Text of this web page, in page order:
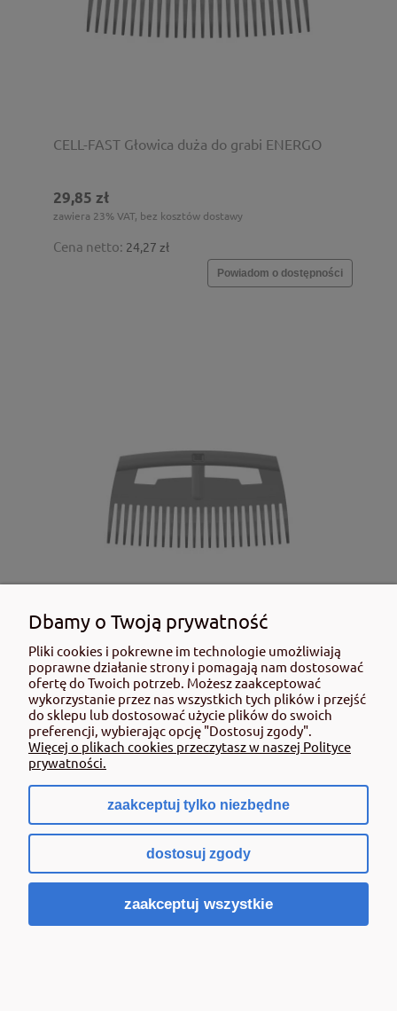
CELL-FAST Głowica duża do grabi ENERGO
29,85 zł
zawiera 23% VAT, bez kosztów dostawy
Cena netto: 24,27 zł
Powiadom o dostępności
CELL-FAST Głowica mała do grabi ENERGO
33,35 zł
zawiera 23% VAT, bez kosztów dostawy
Cena netto:
Powiadom o dostępności
44
Dbamy o Twoją prywatność
Pliki cookies i pokrewne im technologie umożliwiają
poprawne działanie strony i pomagają nam dostosować
ofertę do Twoich potrzeb. Możesz zaakceptować
wykorzystanie przez nas wszystkich tych plików i przejść
do sklepu lub dostosować użycie plików do swoich
preferencji, wybierając opcję "Dostosuj zgody".
Więcej o plikach cookies przeczytasz w naszej Polityce
prywatności.
zaakceptuj tylko niezbędne
dostosuj zgody
zaakceptuj wszystkie